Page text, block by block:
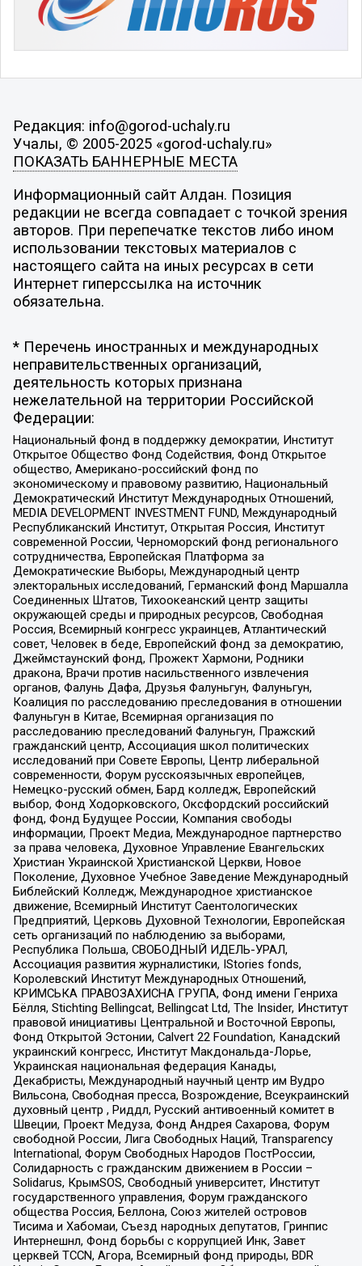
Редакция: info@gorod-uchaly.ru
Учалы, © 2005-2025 «gorod-uchaly.ru»
ПОКАЗАТЬ БАННЕРНЫЕ МЕСТА
Информационный сайт Алдан. Позиция
редакции не всегда совпадает с точкой зрения
авторов. При перепечатке текстов либо ином
использовании текстовых материалов с
настоящего сайта на иных ресурсах в сети
Интернет гиперссылка на источник
обязательна.
* Перечень иностранных и международных
неправительственных организаций,
деятельность которых признана
нежелательной на территории Российской
Федерации:
Национальный фонд в поддержку демократии, Институт
Открытое Общество Фонд Содействия, Фонд Открытое
общество, Американо-российский фонд по
экономическому и правовому развитию, Национальный
Демократический Институт Международных Отношений,
MEDIA DEVELOPMENT INVESTMENT FUND, Международный
Республиканский Институт, Открытая Россия, Институт
современной России, Черноморский фонд регионального
сотрудничества, Европейская Платформа за
Демократические Выборы, Международный центр
электоральных исследований, Германский фонд Маршалла
Соединенных Штатов, Тихоокеанский центр защиты
окружающей среды и природных ресурсов, Свободная
Россия, Всемирный конгресс украинцев, Атлантический
совет, Человек в беде, Европейский фонд за демократию,
Джеймстаунский фонд, Прожект Хармони, Родники
дракона, Врачи против насильственного извлечения
органов, Фалунь Дафа, Друзья Фалуньгун, Фалуньгун,
Коалиция по расследованию преследования в отношении
Фалуньгун в Китае, Всемирная организация по
расследованию преследований Фалуньгун, Пражский
гражданский центр, Ассоциация школ политических
исследований при Совете Европы, Центр либеральной
современности, Форум русскоязычных европейцев,
Немецко-русский обмен, Бард колледж, Европейский
выбор, Фонд Ходорковского, Оксфордский российский
фонд, Фонд Будущее России, Компания свободы
информации, Проект Медиа, Международное партнерство
за права человека, Духовное Управление Евангельских
Христиан Украинской Христианской Церкви, Новое
Поколение, Духовное Учебное Заведение Международный
Библейский Колледж, Международное христианское
движение, Всемирный Институт Саентологических
Предприятий, Церковь Духовной Технологии, Европейская
сеть организаций по наблюдению за выборами,
Республика Польша, СВОБОДНЫЙ ИДЕЛЬ-УРАЛ,
Ассоциация развития журналистики, IStories fonds,
Королевский Институт Международных Отношений,
КРИМСЬКА ПРАВОЗАХИСНА ГРУПА, Фонд имени Генриха
Бёлля, Stichting Bellingcat, Bellingcat Ltd, The Insider, Институт
правовой инициативы Центральной и Восточной Европы,
Фонд Открытой Эстонии, Calvert 22 Foundation, Канадский
украинский конгресс, Институт Макдональда-Лорье,
Украинская национальная федерация Канады,
Декабристы, Международный научный центр им Вудро
Вильсона, Свободная пресса, Возрождение, Всеукраинский
духовный центр , Риддл, Русский антивоенный комитет в
Швеции, Проект Медуза, Фонд Андрея Сахарова, Форум
свободной России, Лига Свободных Наций, Transparеncy
International, Форум Свободных Народов ПостРоссии,
Солидарность с гражданским движением в России –
Solidarus, КрымSOS, Свободный университет, Институт
государственного управления, Форум гражданского
общества Россия, Беллона, Союз жителей островов
Тисима и Хабомаи, Съезд народных депутатов, Гринпис
Интернешнл, Фонд борьбы с коррупцией Инк, Завет
церквей TCCN, Агора, Всемирный фонд природы, BDR